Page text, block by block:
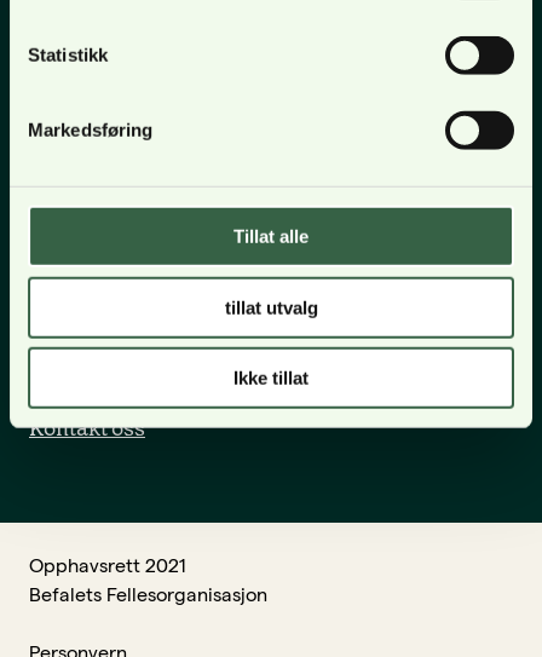
Statistikk
Markedsføring
Tillat alle
tillat utvalg
Ikke tillat
Kontakt oss
LinkedIn
Om BFO
BFO Forsikring
Kontakt oss
Opphavsrett 2021
Befalets Fellesorganisasjon
Personvern